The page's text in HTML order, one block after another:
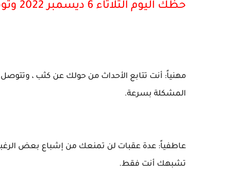
حظك اليوم الثلاثاء 6 ديسمبر 2022 وتوقعات الأبراج لمولود برج الجوزاء
مهنياً: أنت تتابع الأحداث من حولك عن كثب ،
المشكلة بسرعة.
عاطفياً: عدة عقبات لن تمنعك من إشباع بعض
تشبهك أنت فقط.